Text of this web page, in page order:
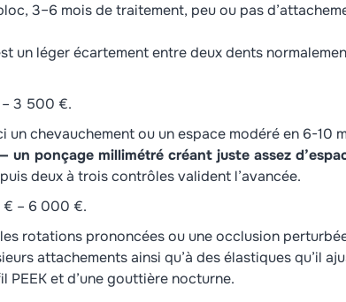
3–6 mois de traitement, peu ou pas
un léger écartement entre deux dents
3 500 €.
un chevauchement ou un espace modéré en 6-10
un ponçage millimétré créant juste assez
deux à trois contrôles valident l’avancée.
€ – 6 000 €.
rotations prononcées ou une occlusion
attachements ainsi qu’à des élastiques qu’il
PEEK et d’une gouttière nocturne.